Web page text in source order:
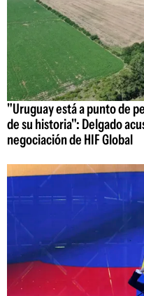
"Uruguay está a punto de
de su historia": Delgado
negociación de HIF Global